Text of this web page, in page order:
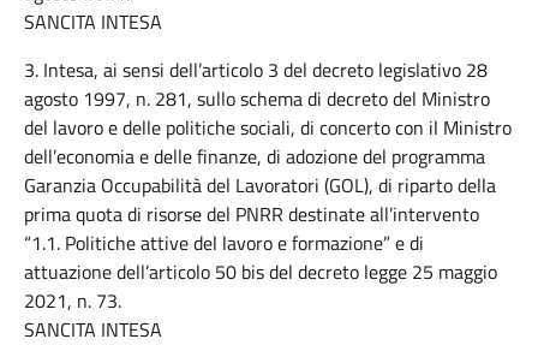
SANCITA INTESA
3. Intesa, ai sensi dell’articolo 3 del decreto legislativo 28
agosto 1997, n. 281, sullo schema di decreto del Ministro
del lavoro e delle politiche sociali, di concerto con il Ministro
dell’economia e delle finanze, di adozione del programma
Garanzia Occupabilità del Lavoratori (GOL), di riparto della
prima quota di risorse del PNRR destinate all’intervento
“1.1. Politiche attive del lavoro e formazione” e di
attuazione dell’articolo 50 bis del decreto legge 25 maggio
2021, n. 73.
SANCITA INTESA